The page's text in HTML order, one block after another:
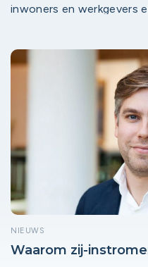
inwoners en werkgevers
Nieuwegein Werkt,
Werkt, Vianen Werkt,
lokale arbeidsmarkt blijft
platforms spelen daarin
Met ruim 93.000
tussen werkzoekenden
platforms dé plek waar
NIEUWS
Waarom zij-